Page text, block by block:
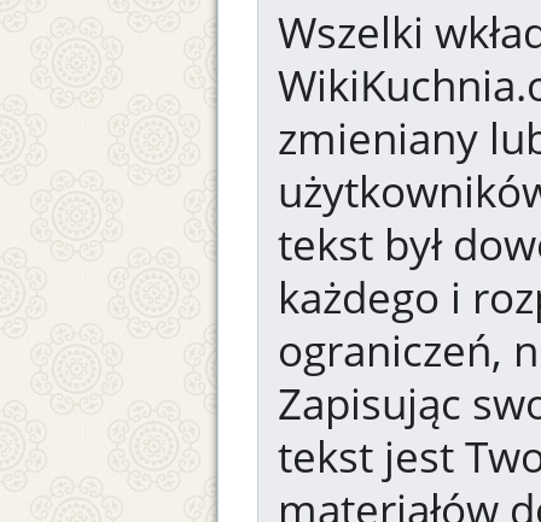
Wszelki
zmieniany
tekst był
każdego i
ograniczeń,
Zapisując
tekst jest
materiałów